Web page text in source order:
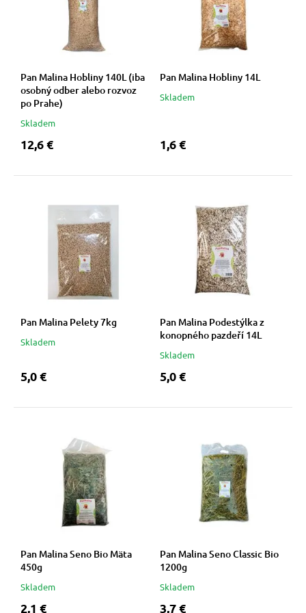
podložky
poukazy
Pan Malina Hobliny 140L (iba
osobný odber alebo rozvoz
po Prahe)
Skladem
12,6 €
Pan Malina Hobliny 14L
Skladem
1,6 €
Pan Malina Pelety 7kg
Skladem
5,0 €
Pan Malina Podestýlka z
konopného pazdeří 14L
Skladem
5,0 €
Pan Malina Seno Bio Mäta
450g
Skladem
2,1 €
Pan Malina Seno Classic Bio
1200g
Skladem
3,7 €